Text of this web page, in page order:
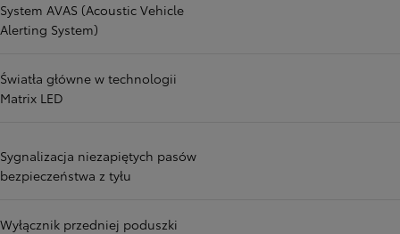
System AVAS (Acoustic Vehicle
Alerting System)
Światła główne w technologii
Matrix LED
Sygnalizacja niezapiętych pasów
bezpieczeństwa z tyłu
Wyłącznik przedniej poduszki